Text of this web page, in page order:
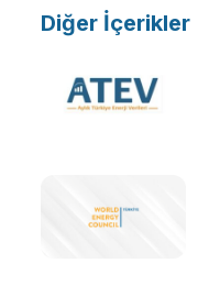
Diğer İçerikler